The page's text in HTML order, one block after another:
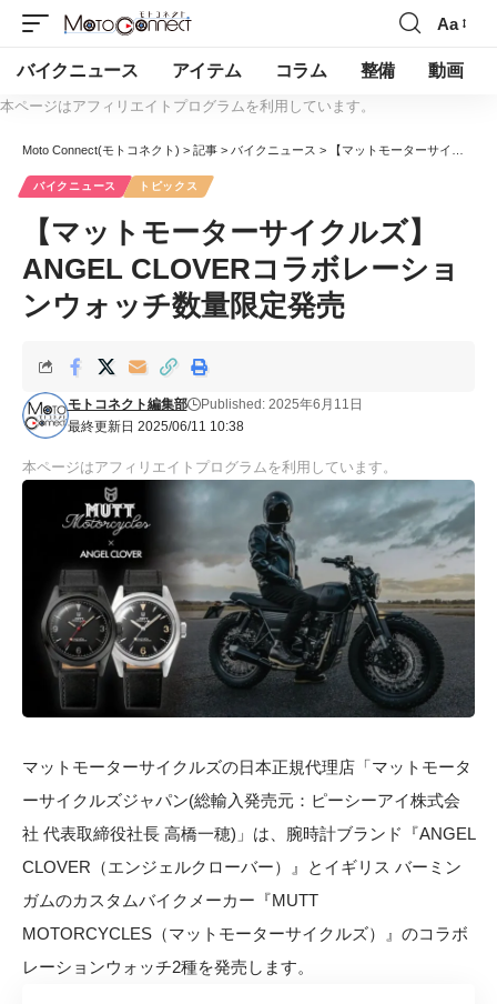
Aa
バイクニュース アイテム コラム 整備 動画
本ページはアフィリエイトプログラムを利用しています。
Moto Connect(モトコネクト) > 記事 > バイクニュース > 【マットモーターサイクルズ】ANGEL CLOVERコラボレーションウォッチ数量限定発売
バイクニュース トピックス
【マットモーターサイクルズ】
ANGEL CLOVERコラボレーショ
ンウォッチ数量限定発売
最終更新日 2025/06/11 10:38
モトコネクト編集部 Published: 2025年6月11日
本ページはアフィリエイトプログラムを利用しています。
マットモーターサイクルズの日本正規代理店「マットモータ
ーサイクルズジャパン(総輸入発売元：ピーシーアイ株式会
社 代表取締役社長 高橋一穂)」は、腕時計ブランド『ANGEL
CLOVER（エンジェルクローバー）』とイギリス バーミン
ガムのカスタムバイクメーカー『MUTT
MOTORCYCLES（マットモーターサイクルズ）』のコラボ
レーションウォッチ2種を発売します。